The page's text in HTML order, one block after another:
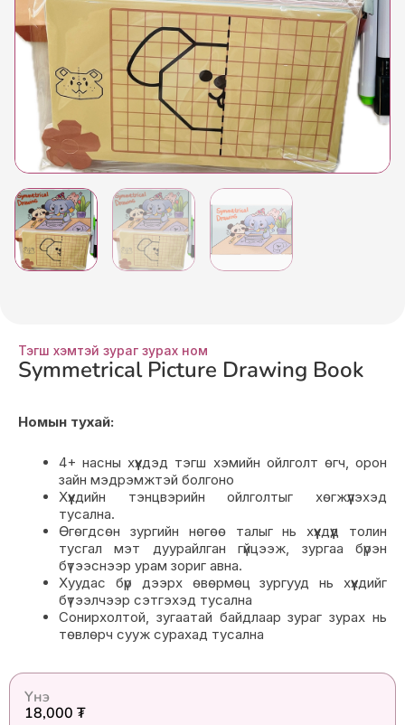
Тэгш хэмтэй зураг зурах ном
Symmetrical Picture Drawing Book
Номын тухай:
4+ насны хүүхдэд тэгш хэмийн ойлголт өгч, орон
зайн мэдрэмжтэй болгоно
Хүүхдийн тэнцвэрийн ойлголтыг хөгжүүлэхэд
тусална.
Өгөгдсөн зургийн нөгөө талыг нь хүүхдүүд толин
тусгал мэт дуурайлган гүйцээж, зургаа бүрэн
бүтээснээр урам зориг авна.
Хуудас бүр дээрх өвөрмөц зургууд нь хүүхдийг
бүтээлчээр сэтгэхэд тусална
Сонирхолтой, зугаатай байдлаар зураг зурах нь
төвлөрч сууж сурахад тусална
Үнэ
18,000 ₮